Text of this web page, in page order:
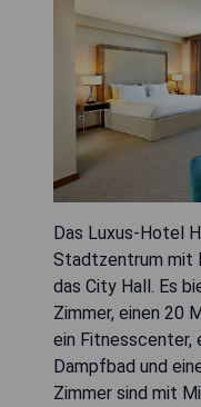
Das Luxus-Hotel
Stadtzentrum mit
das City Hall. Es
Zimmer, einen 20
ein Fitnesscenter,
Dampfbad und
Zimmer sind mit